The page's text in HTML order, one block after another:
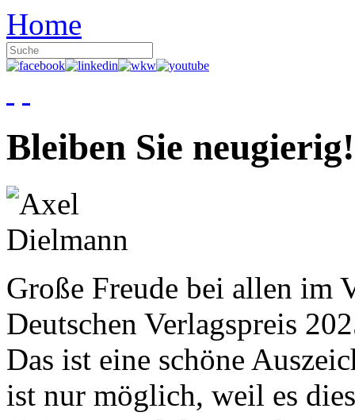
Home
Bleiben Sie neugierig!
Große Freude bei allen im
Deutschen Verlagspreis
Das ist eine schöne
ist nur möglich, weil es